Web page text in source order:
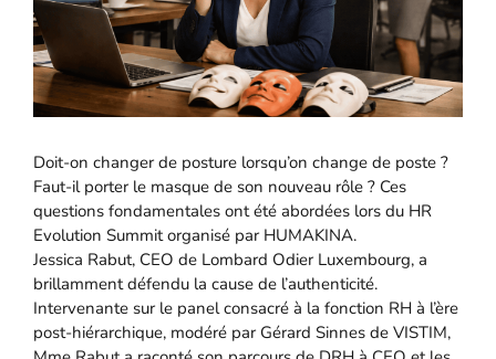
Doit-on changer de posture lorsqu’on change de poste ?
Faut-il porter le masque de son nouveau rôle ? Ces
questions fondamentales ont été abordées lors du HR
Evolution Summit organisé par HUMAKINA.
Jessica Rabut, CEO de Lombard Odier Luxembourg, a
brillamment défendu la cause de l’authenticité.
Intervenante sur le panel consacré à la fonction RH à l’ère
post-hiérarchique, modéré par Gérard Sinnes de VISTIM,